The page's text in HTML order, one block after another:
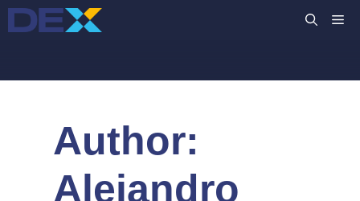
コ
ン
Author:
Alejandro